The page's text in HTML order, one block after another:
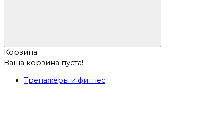
Корзина
Ваша корзина пуста!
Тренажёры и фитнес